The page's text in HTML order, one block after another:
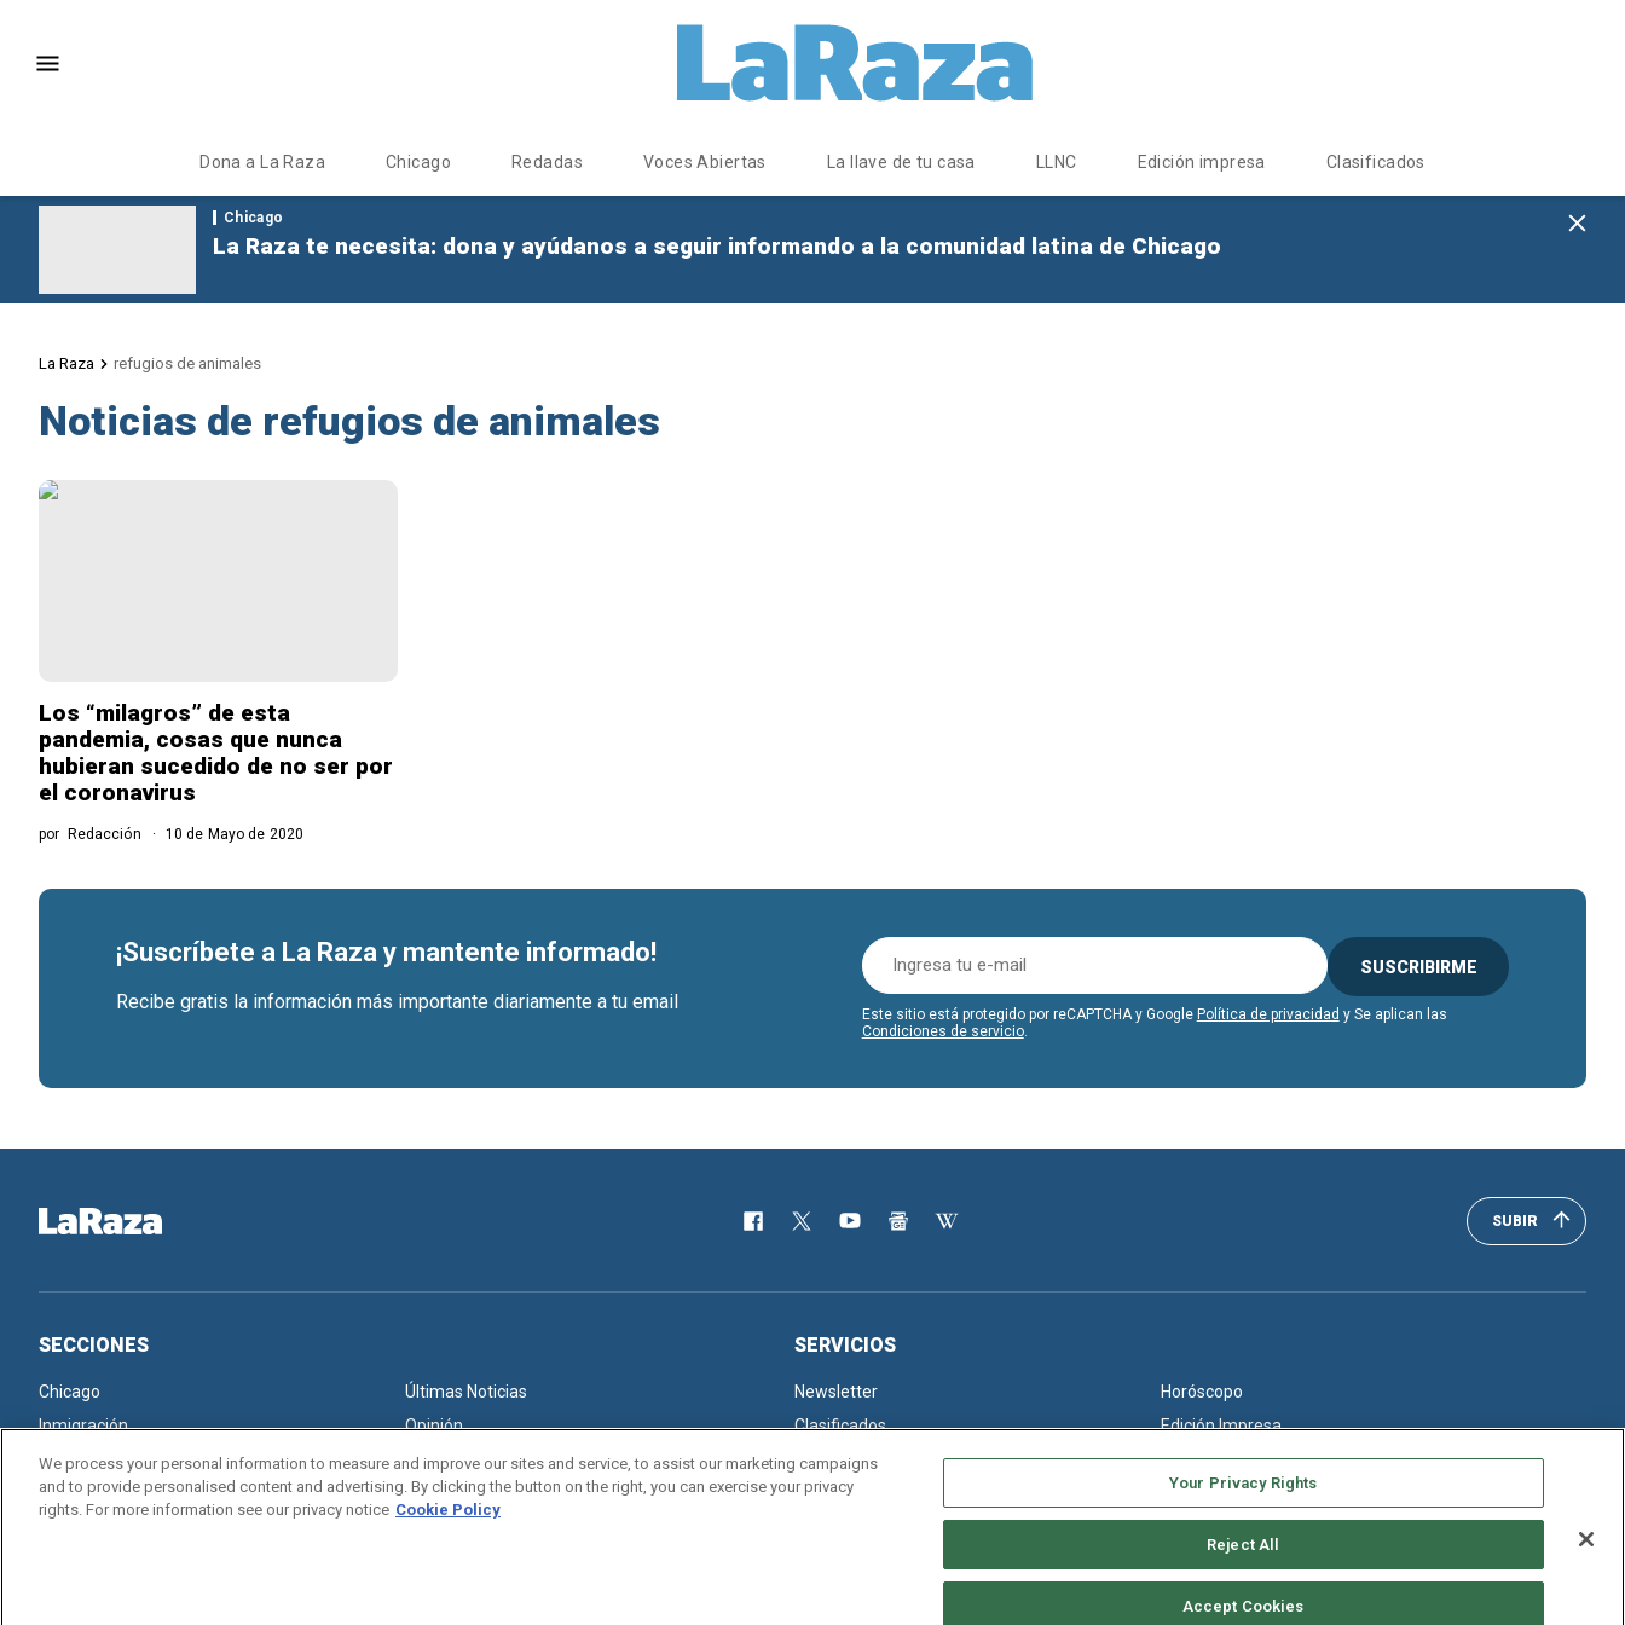
Dona a La Raza Chicago Redadas Voces Abiertas La llave de tu casa LLNC Edición impresa Clasificados
Chicago
La Raza te necesita: dona y ayúdanos a seguir informando a la comunidad latina de Chicago
La Raza refugios de animales
Noticias de refugios de animales
Los “milagros” de esta
pandemia, cosas que nunca
hubieran sucedido de no ser por
el coronavirus
por Redacción 10 de Mayo de 2020
¡Suscríbete a La Raza y mantente informado!
Recibe gratis la información más importante diariamente a tu email
SUSCRIBIRME
Este sitio está protegido por reCAPTCHA y Google Política de privacidad y Se aplican las
Condiciones de servicio.
SUBIR
SECCIONES
Chicago
Últimas Noticias
Inmigración
Opinión
SERVICIOS
Newsletter
Horóscopo
Clasificados
Edición Impresa
We process your personal information to measure and improve our sites and service, to assist our marketing campaigns
and to provide personalised content and advertising. By clicking the button on the right, you can exercise your privacy
rights. For more information see our privacy notice Cookie Policy
Your Privacy Rights
Reject All
Accept Cookies